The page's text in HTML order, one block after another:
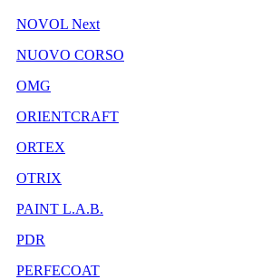
NOVOL Next
NUOVO CORSO
OMG
ORIENTCRAFT
ORTEX
OTRIX
PAINT L.A.B.
PDR
PERFECOAT